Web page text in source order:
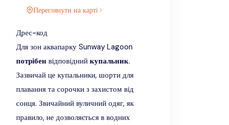
Переглянути на карті
Дрес-код
Для зон аквапарку Sunway Lagoon
потрібен відповідний купальник.
Зазвичай це купальники, шорти для
плавання та сорочки з захистом від
сонця. Звичайний вуличний одяг, як
правило, не дозволяється в водних